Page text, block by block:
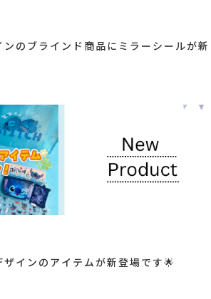
のブラインド商品にミラーシールが新
ザインのアイテムが新登場です🌟